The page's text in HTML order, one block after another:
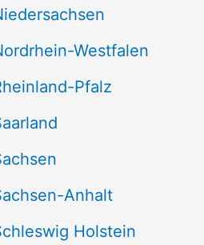
Westfalen
Pfalz
Anhalt
Holstein